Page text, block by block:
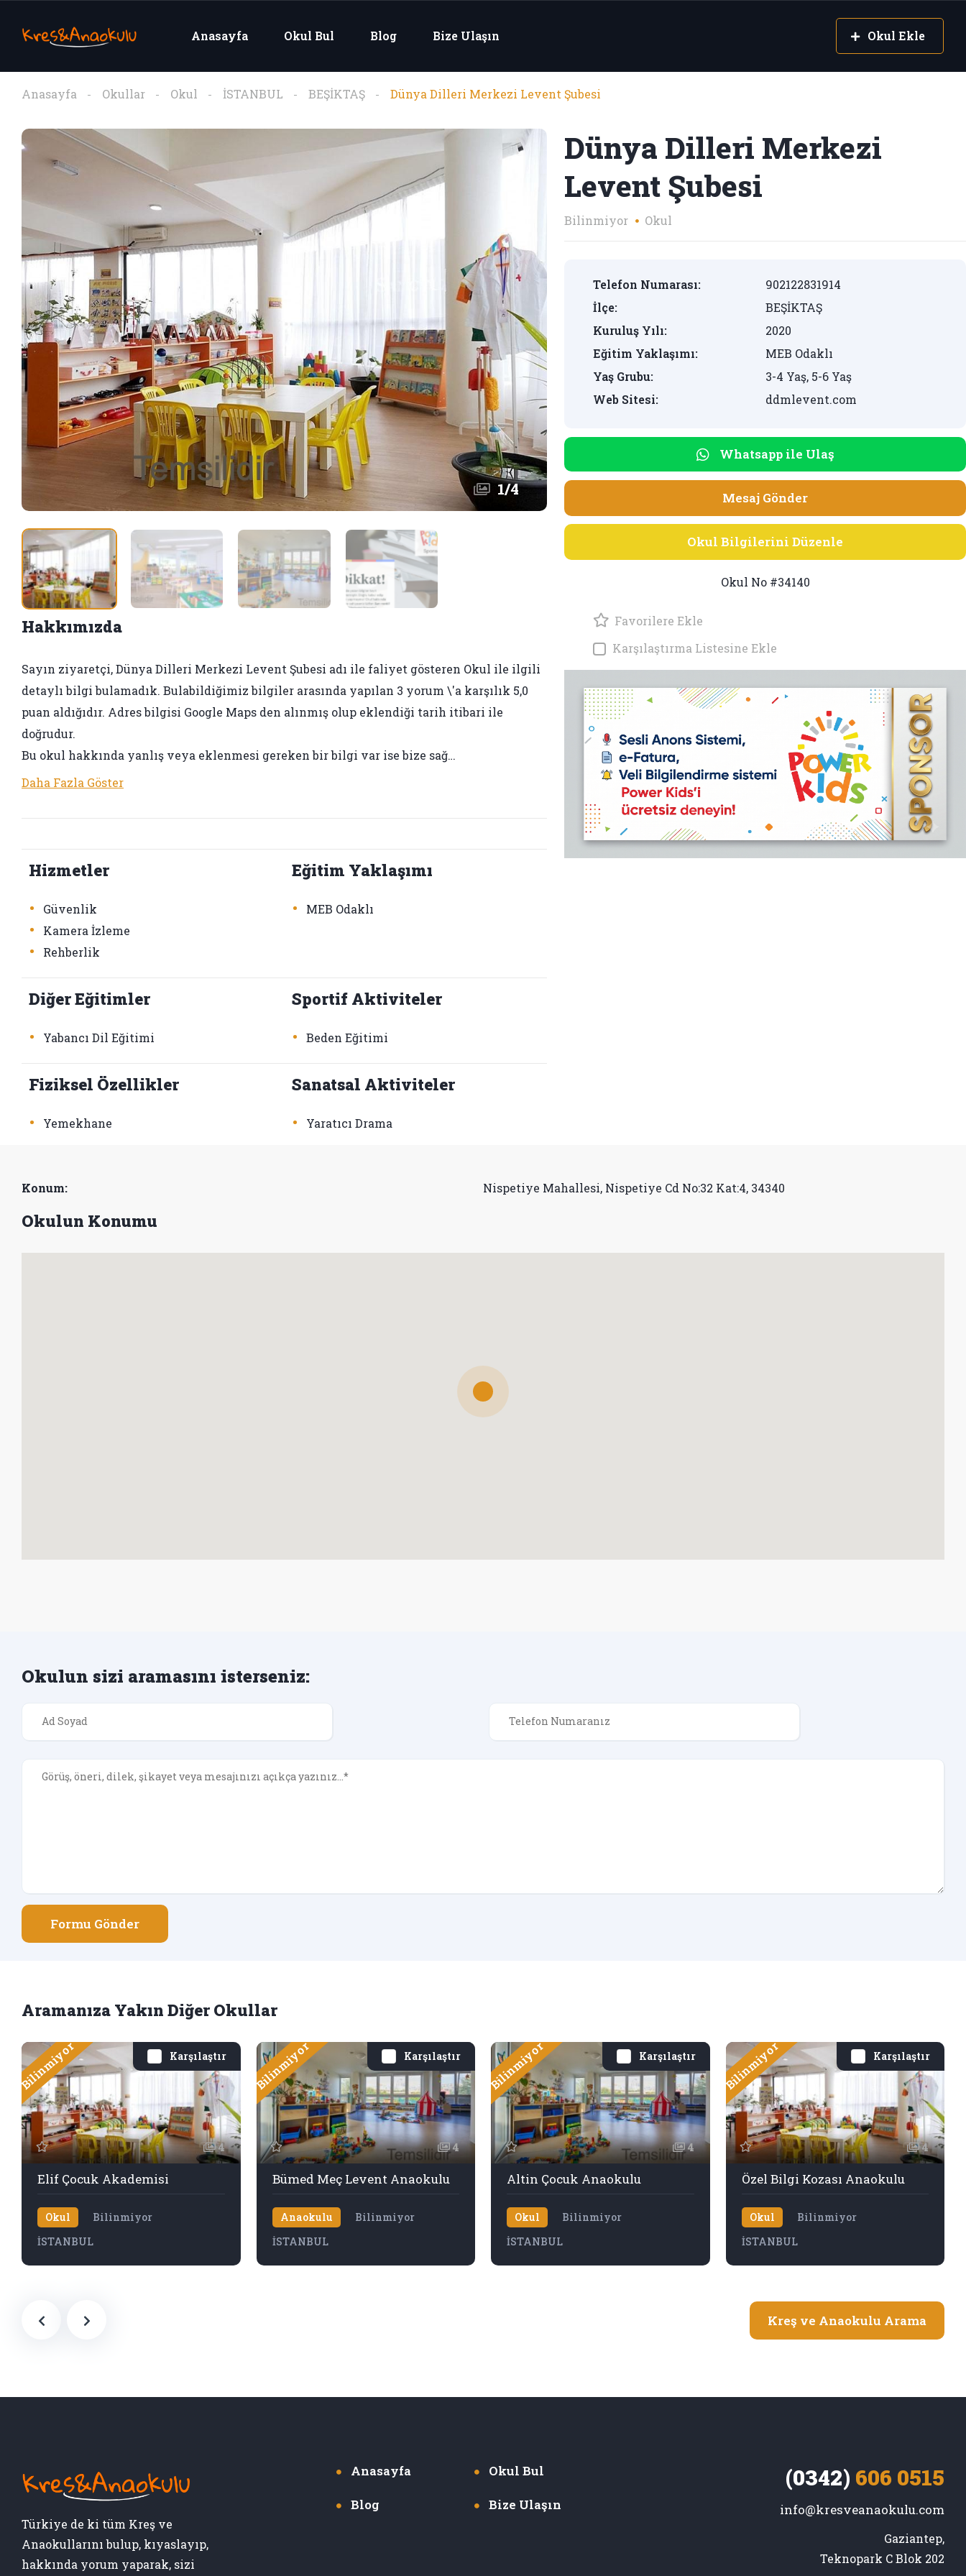
Anasayfa Okul Bul Blog Bize Ulaşın Okul Ekle
Anasayfa Okullar Okul İSTANBUL BEŞİKTAŞ Dünya Dilleri Merkezi Levent Şubesi
1/4
Hakkımızda
Sayın ziyaretçi, Dünya Dilleri Merkezi Levent Şubesi adı ile faliyet gösteren Okul ile ilgili
detaylı bilgi bulamadık. Bulabildiğimiz bilgiler arasında yapılan 3 yorum \'a karşılık 5,0
puan aldığıdır. Adres bilgisi Google Maps den alınmış olup eklendiği tarih itibari ile
doğrudur.
Bu okul hakkında yanlış veya eklenmesi gereken bir bilgi var ise bize sağ…
Daha Fazla Göster
Hizmetler
• Güvenlik
• Kamera İzleme
• Rehberlik
Eğitim Yaklaşımı
• MEB Odaklı
Diğer Eğitimler
• Yabancı Dil Eğitimi
Sportif Aktiviteler
• Beden Eğitimi
Fiziksel Özellikler
• Yemekhane
Sanatsal Aktiviteler
• Yaratıcı Drama
Dünya Dilleri Merkezi
Levent Şubesi
Bilinmiyor Okul
Telefon Numarası:
902122831914
İlçe:
BEŞİKTAŞ
Kuruluş Yılı:
2020
Eğitim Yaklaşımı:
MEB Odaklı
Yaş Grubu:
3-4 Yaş, 5-6 Yaş
Web Sitesi:
ddmlevent.com
Whatsapp ile Ulaş
Mesaj Gönder
Okul Bilgilerini Düzenle
Okul No #34140
Favorilere Ekle
Karşılaştırma Listesine Ekle
Konum: Nispetiye Mahallesi, Nispetiye Cd No:32 Kat:4, 34340
Okulun Konumu
Okulun sizi aramasını isterseniz:
Formu Gönder
Aramanıza Yakın Diğer Okullar
Karşılaştır
Bilinmiyor
4
Elif Çocuk Akademisi
Okul
Bilinmiyor
İSTANBUL
Karşılaştır
Bilinmiyor
4
Bümed Meç Levent Anaokulu
Anaokulu
Bilinmiyor
İSTANBUL
Karşılaştır
Bilinmiyor
4
Altin Çocuk Anaokulu
Okul
Bilinmiyor
İSTANBUL
Karşılaştır
Bilinmiyor
4
Özel Bilgi Kozası Anaokulu
Okul
Bilinmiyor
İSTANBUL
Kreş ve Anaokulu Arama
Türkiye de ki tüm Kreş ve
Anaokullarını bulup, kıyaslayıp,
hakkında yorum yaparak, sizi
Anasayfa Okul Bul
Blog Bize Ulaşın
(0342) 606 0515
info@kresveanaokulu.com
Gaziantep,
Teknopark C Blok 202